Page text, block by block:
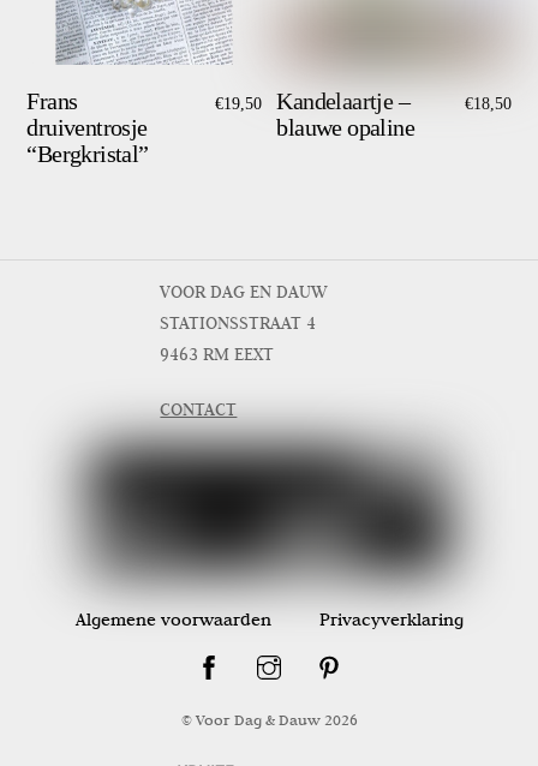
Frans
druiventrosje
“Bergkristal”
€19,50
Kandelaartje –
blauwe opaline
€18,50
VOOR DAG EN DAUW
STATIONSSTRAAT 4
9463 RM EEXT
CONTACT
Algemene voorwaarden Privacyverklaring
© Voor Dag & Dauw 2026